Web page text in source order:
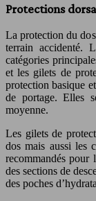
Protections
La protection du
terrain accidenté.
catégories
et les gilets de
protection basique
de portage. Elles
moyenne.
Les gilets de
dos mais aussi les
recommandés pour
des sections de
des poches